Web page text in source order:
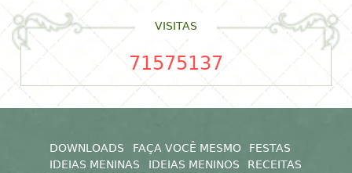
VISITAS
71575137
DOWNLOADS FAÇA VOCÊ MESMO
FESTAS
IDEIAS MENINAS
IDEIAS MENINOS
RECEITAS